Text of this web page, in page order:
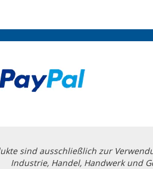
sind ausschließlich zur
Industrie, Handel, Handwerk und